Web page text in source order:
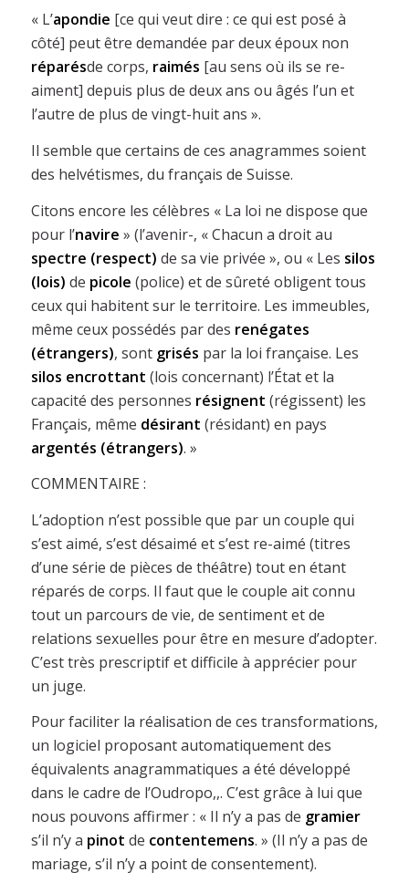
« L’apondie [ce qui veut dire : ce qui est posé à
côté] peut être demandée par deux époux non
réparésde corps, raimés [au sens où ils se re-
aiment] depuis plus de deux ans ou âgés l’un et
l’autre de plus de vingt-huit ans ».
Il semble que certains de ces anagrammes soient
des helvétismes, du français de Suisse.
Citons encore les célèbres « La loi ne dispose que
pour l’navire » (l’avenir-, « Chacun a droit au
spectre (respect) de sa vie privée », ou « Les silos
(lois) de picole (police) et de sûreté obligent tous
ceux qui habitent sur le territoire. Les immeubles,
même ceux possédés par des renégates
(étrangers), sont grisés par la loi française. Les
silos encrottant (lois concernant) l’État et la
capacité des personnes résignent (régissent) les
Français, même désirant (résidant) en pays
argentés (étrangers). »
COMMENTAIRE :
L’adoption n’est possible que par un couple qui
s’est aimé, s’est désaimé et s’est re-aimé (titres
d’une série de pièces de théâtre) tout en étant
réparés de corps. Il faut que le couple ait connu
tout un parcours de vie, de sentiment et de
relations sexuelles pour être en mesure d’adopter.
C’est très prescriptif et difficile à apprécier pour
un juge.
Pour faciliter la réalisation de ces transformations,
un logiciel proposant automatiquement des
équivalents anagrammatiques a été développé
dans le cadre de l’Oudropo,,. C’est grâce à lui que
nous pouvons affirmer : « Il n’y a pas de gramier
s’il n’y a pinot de contentemens. » (Il n’y a pas de
mariage, s’il n’y a point de consentement).